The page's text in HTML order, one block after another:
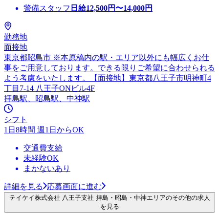
警備スタッフ 日給12,500円〜14,000円
勤務地
面接地
東京都昭島市 ※本原稿内の駅・エリア以外にも幅広くお仕
事をご用意しております。できる限りご希望に合わせられる
よう考慮をいたします。【面接地】東京都八王子市明神町4
丁目7-14 八王子ONビル4F
拝島駅、昭島駅、中神駅
シフト
1日8時間 週1日からOK
交通費支給
未経験OK
まかないあり
詳細を見る 応募画面に進む
テイケイ株式会社 八王子支社 拝島・昭島・中神エリアのその他の求人
を見る